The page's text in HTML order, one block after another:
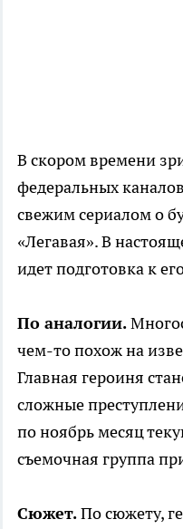
В скором времени
федеральных
свежим сериалом о
«Легавая». В
идет подготовка к
По аналогии.
чем-то похож на
Главная героиня
сложные
по ноябрь месяц
съемочная группа
Сюжет.По сюжету,